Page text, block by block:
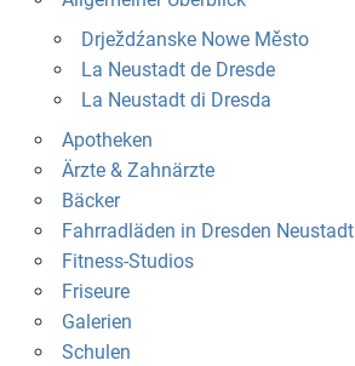
Drježdźanske Nowe Město
La Neustadt de Dresde
La Neustadt di Dresda
Apotheken
Ärzte & Zahnärzte
Bäcker
Fahrradläden in Dresden Neustadt
Fitness-Studios
Friseure
Galerien
Schulen